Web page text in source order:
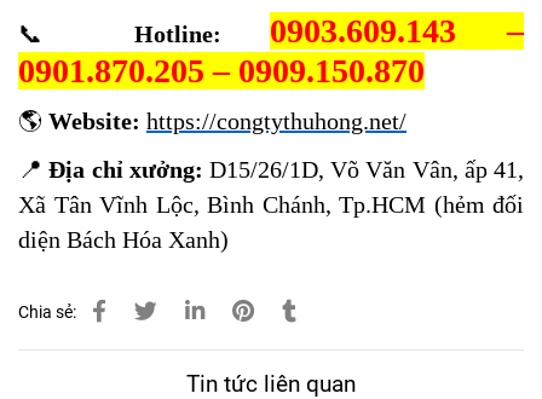
📞 Hotline:
0903.609.143 –
0901.870.205 – 0909.150.870
🌎 Website: https://congtythuhong.net/
📍Địa chỉ xưởng: D15/26/1D, Võ Văn Vân, ấp 41,
Xã Tân Vĩnh Lộc, Bình Chánh, Tp.HCM (hẻm đối
diện Bách Hóa Xanh)
Chia sẻ:
Tin tức liên quan